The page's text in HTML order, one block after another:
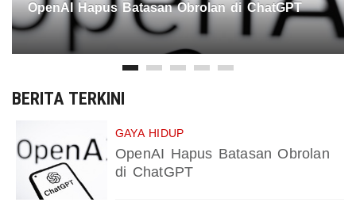
OpenAI Hapus Batasan Obrolan di ChatGPT
BERITA TERKINI
GAYA HIDUP
OpenAI Hapus Batasan Obrolan
di ChatGPT